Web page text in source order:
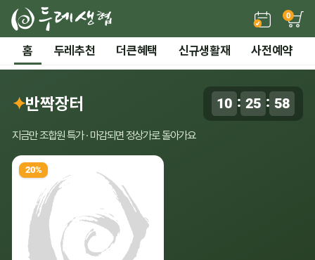
0
홈 두레추천 더큰혜택 신규생활재 사전예약
시즌기획
말복 더위까지! 끝장 보양 특가
든든한 간편 보양식 →
‹ ›
2 / 7 전체 보기
0
✦반짝장터 10 : 25 : 57
지금만 조합원 특가 · 마감되면 정상가로 돌아가요
20%